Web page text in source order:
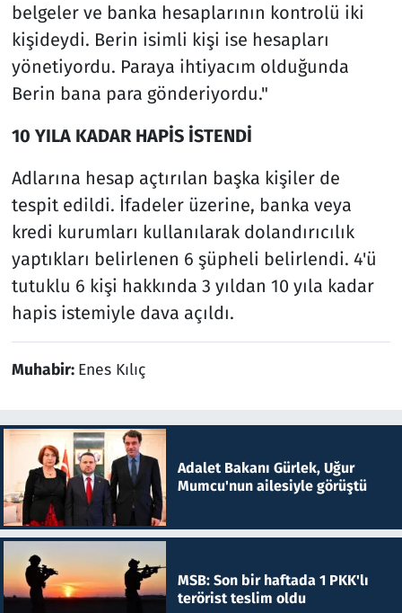
belgeler ve banka hesaplarının kontrolü iki
kişideydi. Berin isimli kişi ise hesapları
yönetiyordu. Paraya ihtiyacım olduğunda
Berin bana para gönderiyordu."
10 YILA KADAR HAPİS İSTENDİ
Adlarına hesap açtırılan başka kişiler de
tespit edildi. İfadeler üzerine, banka veya
kredi kurumları kullanılarak dolandırıcılık
yaptıkları belirlenen 6 şüpheli belirlendi. 4'ü
tutuklu 6 kişi hakkında 3 yıldan 10 yıla kadar
hapis istemiyle dava açıldı.
Muhabir: Enes Kılıç
Adalet Bakanı Gürlek, Uğur
Mumcu'nun ailesiyle görüştü
MSB: Son bir haftada 1 PKK'lı
terörist teslim oldu